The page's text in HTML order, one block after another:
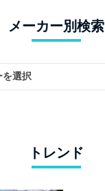
メーカー別検索
トレンド